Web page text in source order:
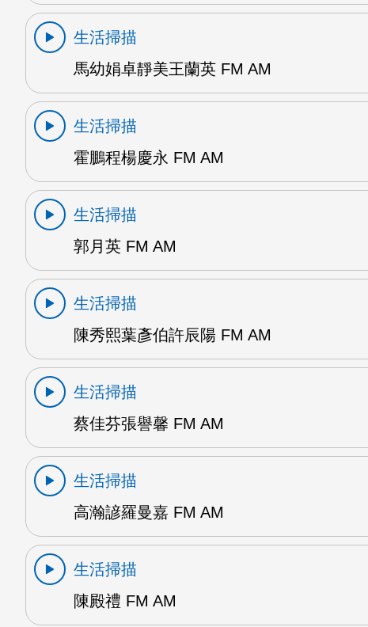
生活掃描
馬幼娟卓靜美王蘭英 FM AM
生活掃描
霍鵬程楊慶永 FM AM
生活掃描
郭月英 FM AM
生活掃描
陳秀熙葉彥伯許辰陽 FM AM
生活掃描
蔡佳芬張譽馨 FM AM
生活掃描
高瀚諺羅曼嘉 FM AM
生活掃描
陳殿禮 FM AM